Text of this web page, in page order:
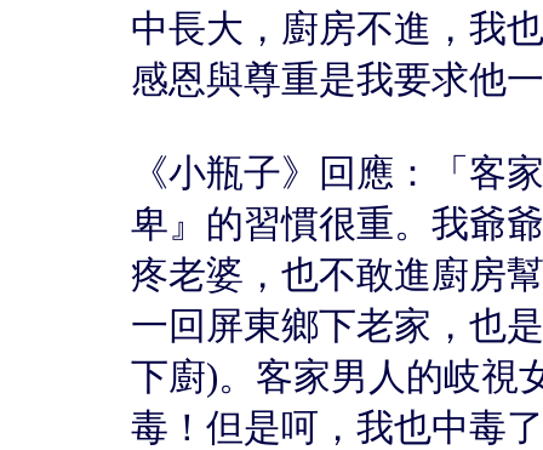
中長大，廚房不進，我
感恩與尊重是我要求他
《小瓶子》回應：「客
卑』的習慣很重。我爺
疼老婆，也不敢進廚房
一回屏東鄉下老家，也
下廚)。客家男人的岐視
毒！但是呵，我也中毒